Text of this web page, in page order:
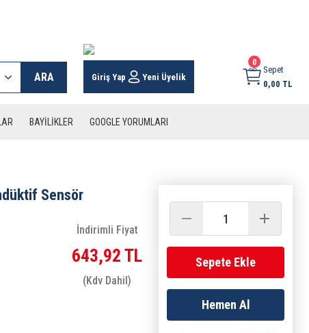
ARA Giriş Yap Yeni Üyelik
0
Sepet
0,00 TL
BAYİLİKLER GOOGLE YORUMLARI
Sensör
İndirimli Fiyat
643,92 TL
(Kdv Dahil)
Sepete Ekle
Hemen Al